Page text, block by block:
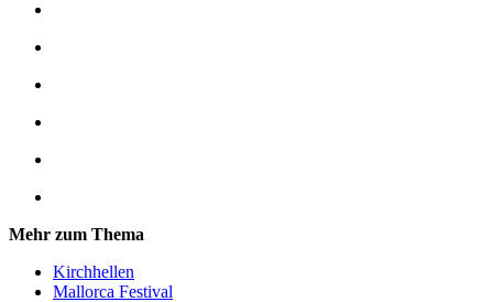
Mehr zum Thema
Kirchhellen
Mallorca Festival